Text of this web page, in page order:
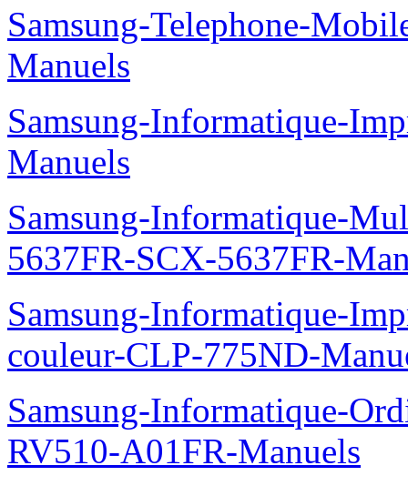
Samsung-Telephone-
Manuels
Samsung-Informatique-
Manuels
Samsung-Informatique-
5637FR-SCX-5637FR-
Samsung-Informatique-
couleur-CLP-775ND-
Samsung-Informatique-
RV510-A01FR-Manuels